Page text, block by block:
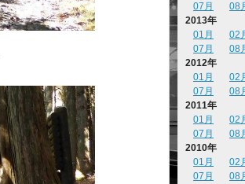
07月
08
2013年
01月
02
07月
08
2012年
01月
02
07月
08
2011年
01月
02
07月
08
2010年
01月
02
07月
08